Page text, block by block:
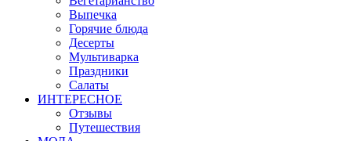
Выпечка
Горячие блюда
Десерты
Мультиварка
Праздники
Салаты
ИНТЕРЕСНОЕ
Отзывы
Путешествия